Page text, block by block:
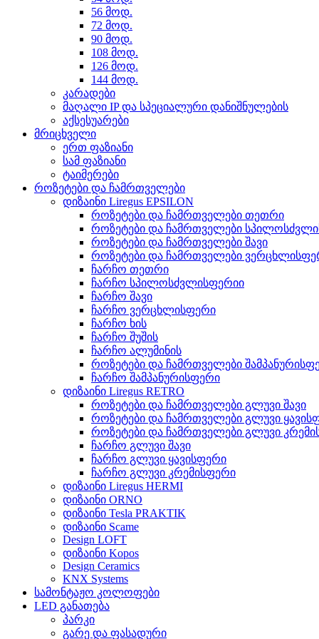
56 მოდ.
72 მოდ.
90 მოდ.
108 მოდ.
126 მოდ.
144 მოდ.
კარადები
მაღალი IP და სპეციალური დანიშნულების
აქსესუარები
მრიცხველი
ერთ ფაზიანი
სამ ფაზიანი
ტაიმერები
როზეტები და ჩამრთველები
დიზაინი Liregus EPSILON
როზეტები და ჩამრთველები თეთრი
როზეტები და ჩამრთველები
როზეტები და ჩამრთველები შავი
როზეტები და ჩამრთველები
ჩარჩო თეთრი
ჩარჩო სპილოსძვლისფერიი
ჩარჩო შავი
ჩარჩო ვერცხლისფერი
ჩარჩო ხის
ჩარჩო შუშის
ჩარჩო ალუმინის
როზეტები და ჩამრთველები
ჩარჩო შამპანურისფერი
დიზაინი Liregus RETRO
როზეტები და ჩამრთველები გლუვი შავი
როზეტები და ჩამრთველები გლუვი
როზეტები და ჩამრთველები გლუვი
ჩარჩო გლუვი შავი
ჩარჩო გლუვი ყავისფერი
ჩარჩო გლუვი კრემისფერი
დიზაინი Liregus HERMI
დიზაინი ORNO
დიზაინი Tesla PRAKTIK
დიზაინი Scame
Design LOFT
დიზაინი Kopos
Design Ceramics
KNX Systems
სამონტაჟო კოლოფები
LED განათება
პარკი
გარე და ფასადური